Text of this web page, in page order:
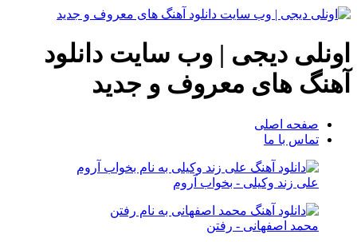
اونلی دیجی | وب سایت دانلود
آهنگ های معروف و جدید
صفحه اصلی
تماس با ما
علی زند وکیلی - بخواب آروم
محمد اصفهانی - رفتن